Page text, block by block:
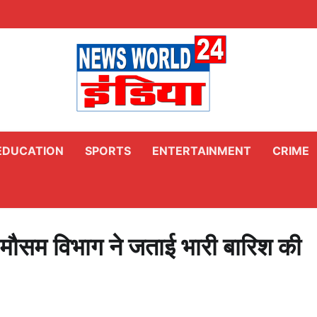
SPORTS ENTERTAINMENT CRIME
विभाग ने जताई भारी बारिश की